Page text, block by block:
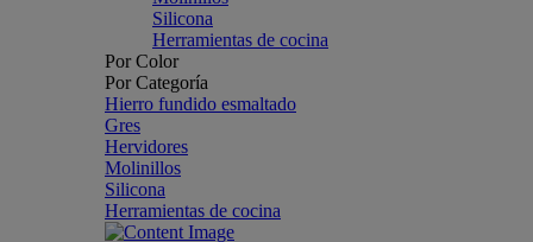
Silicona
Herramientas de cocina
Por Color
Por Categoría
Hierro fundido esmaltado
Gres
Hervidores
Molinillos
Silicona
Herramientas de cocina